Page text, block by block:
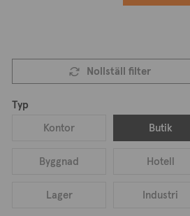
Nollställ filter
Typ
Kontor
Butik
Byggnad Hotell
Lager Industri